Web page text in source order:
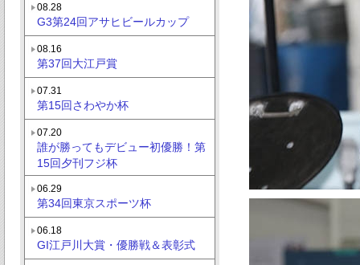
08.28
G3第24回アサヒビールカップ
08.16
第37回大江戸賞
07.31
第15回さわやか杯
07.20
誰が勝ってもデビュー初優勝！第
15回夕刊フジ杯
06.29
第34回東京スポーツ杯
06.18
GI江戸川大賞・優勝戦＆表彰式